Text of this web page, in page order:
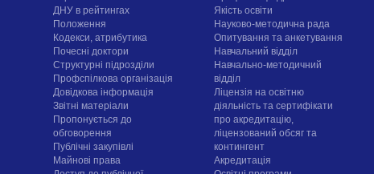
ДНУ в рейтингах
Положення
Кодекси, атрибутика
Почесні доктори
Структурні підрозділи
Профспілкова організація
Довідкова інформація
Звітні матеріали
Пропонується до
обговорення
Публічні закупівлі
Майнові права
Якість освіти
Науково-методична рада
Опитування та анкетування
Навчальний відділ
Навчально-методичний
відділ
Ліцензія на освітню
діяльність та сертифікати
про акредитацію,
ліцензований обсяг та
контингент
Акредитація